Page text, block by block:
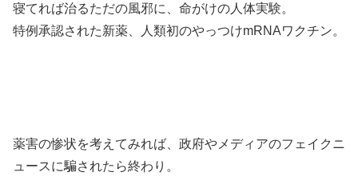
寝てれば治るただの風邪に、命がけの人体実験。
特例承認された新薬、人類初のやっつけmRNAワクチン。
薬害の惨状を考えてみれば、政府やメディアのフェイクニ
ュースに騙されたら終わり。